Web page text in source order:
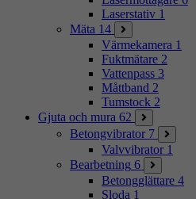
Laserstativ 1
Mäta 14
Värmekamera 1
Fuktmätare 2
Vattenpass 3
Måttband 2
Tumstock 2
Gjuta och mura 62
Betongvibrator 7
Valvvibrator 1
Bearbetning 6
Betongglättare 4
Sloda 1